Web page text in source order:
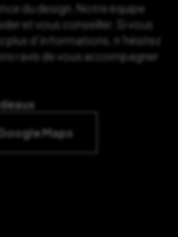
du design. Notre équipe
et vous conseiller. Si vous
d’informations, n’hésitez
ravis de vous accompagner
Maps